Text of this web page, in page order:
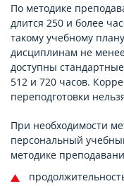
По методике
длится 250 и более
такому учебному
дисциплинам не
доступны
512 и 720 часов.
переподготовки
При необходимости
персональный
методике